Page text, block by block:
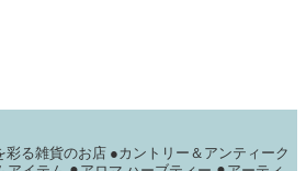
彩る雑貨のお店 ●カントリー＆アンティーク